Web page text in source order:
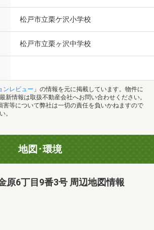
松戸市立栗ケ沢小学校
松戸市立栗ヶ沢中学校
ンレビュー 」の情報を元に掲載しています。物件に
新情報は取扱不動産会社へお問い合わせください。
害等について弊社は一切の責任を負いかねますので
。
地図･環境
原6丁目9番3号 周辺地図情報